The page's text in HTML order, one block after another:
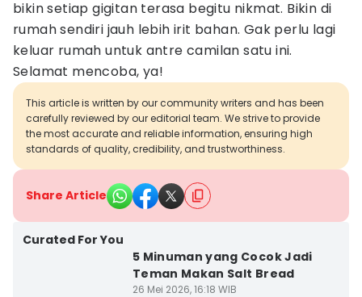
bikin setiap gigitan terasa begitu nikmat. Bikin di
rumah sendiri jauh lebih irit bahan. Gak perlu lagi
keluar rumah untuk antre camilan satu ini.
Selamat mencoba, ya!
This article is written by our community writers and has been
carefully reviewed by our editorial team. We strive to provide
the most accurate and reliable information, ensuring high
standards of quality, credibility, and trustworthiness.
Share Article
Curated For You
5 Minuman yang Cocok Jadi
Teman Makan Salt Bread
26 Mei 2026, 16:18 WIB